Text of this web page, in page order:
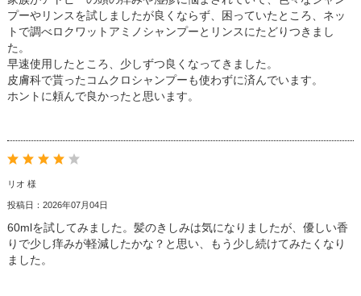
プーやリンスを試しましたが良くならず、困っていたところ、ネッ
トで調べロクワットアミノシャンプーとリンスにたどりつきまし
た。
早速使用したところ、少しずつ良くなってきました。
皮膚科で貰ったコムクロシャンプーも使わずに済んでいます。
ホントに頼んで良かったと思います。
リオ 様
投稿日：2026年07月04日
60mlを試してみました。髪のきしみは気になりましたが、優しい香
りで少し痒みが軽減したかな？と思い、もう少し続けてみたくなり
ました。